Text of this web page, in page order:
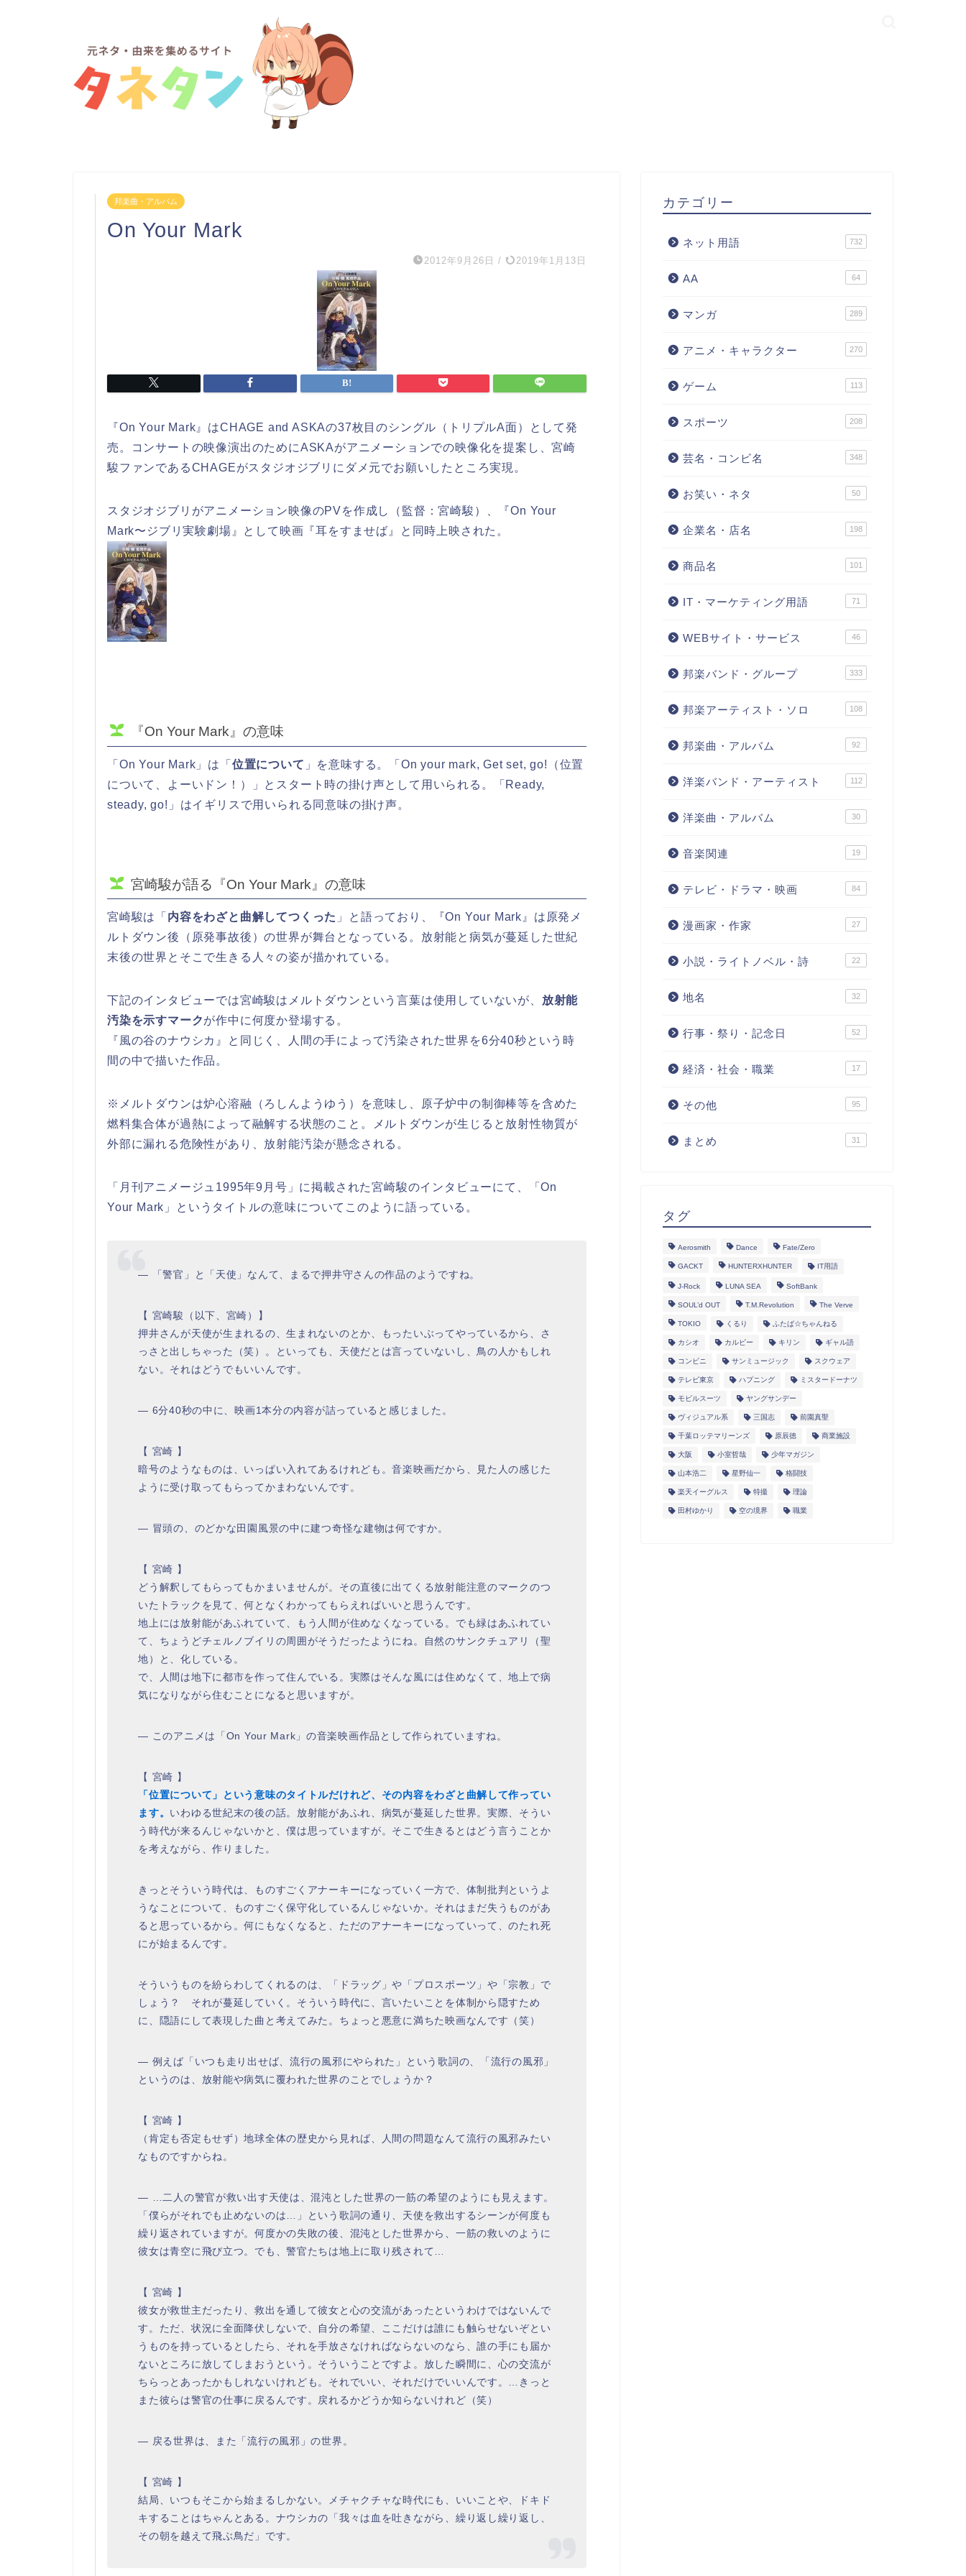
邦楽曲・アルバム
On Your Mark
2012年9月26日 / 2019年1月13日
『On Your Mark』はCHAGE and ASKAの37枚目のシングル（トリプルA面）として発
売。コンサートの映像演出のためにASKAがアニメーションでの映像化を提案し、宮崎
駿ファンであるCHAGEがスタジオジブリにダメ元でお願いしたところ実現。
スタジオジブリがアニメーション映像のPVを作成し（監督：宮崎駿）、『On Your
Mark〜ジブリ実験劇場』として映画『耳をすませば』と同時上映された。
『On Your Mark』の意味
「On Your Mark」は「 位置について 」を意味する。「On your mark, Get set, go!（位置
について、よーいドン！）」とスタート時の掛け声として用いられる。「Ready,
steady, go!」はイギリスで用いられる同意味の掛け声。
宮崎駿が語る『On Your Mark』の意味
宮崎駿は「 内容をわざと曲解してつくった 」と語っており、『On Your Mark』は原発メ
ルトダウン後（原発事故後）の世界が舞台となっている。放射能と病気が蔓延した世紀
末後の世界とそこで生きる人々の姿が描かれている。
下記のインタビューでは宮崎駿はメルトダウンという言葉は使用していないが、 放射能
汚染を示すマークが作中に何度か登場する。
『風の谷のナウシカ』と同じく、人間の手によって汚染された世界を6分40秒という時
間の中で描いた作品。
※メルトダウンは炉心溶融（ろしんようゆう）を意味し、原子炉中の制御棒等を含めた
燃料集合体が過熱によって融解する状態のこと。メルトダウンが生じると放射性物質が
外部に漏れる危険性があり、放射能汚染が懸念される。
「月刊アニメージュ1995年9月号」に掲載された宮崎駿のインタビューにて、「On
Your Mark」というタイトルの意味についてこのように語っている。
― 「警官」と「天使」なんて、まるで押井守さんの作品のようですね。
【 宮崎駿（以下、宮崎）】
押井さんが天使が生まれるの、生まれないのとか、もったいぶってやっているから、さ
っさと出しちゃった（笑）。といっても、天使だとは言っていないし、鳥の人かもしれ
ない。それはどうでもいいんです。
― 6分40秒の中に、映画1本分の内容が詰っていると感じました。
【 宮崎 】
暗号のようなものは、いっぱい入れてあるけれども。音楽映画だから、見た人の感じた
ように受け取ってもらってかまわないんです。
― 冒頭の、のどかな田園風景の中に建つ奇怪な建物は何ですか。
【 宮崎 】
どう解釈してもらってもかまいませんが。その直後に出てくる放射能注意のマークのつ
いたトラックを見て、何となくわかってもらえればいいと思うんです。
地上には放射能があふれていて、もう人間が住めなくなっている。でも緑はあふれてい
て、ちょうどチェルノブイリの周囲がそうだったようにね。自然のサンクチュアリ（聖
地）と、化している。
で、人間は地下に都市を作って住んでいる。実際はそんな風には住めなくて、地上で病
気になりながら住むことになると思いますが。
― このアニメは「On Your Mark」の音楽映画作品として作られていますね。
【 宮崎 】
「位置について」という意味のタイトルだけれど、その内容をわざと曲解して作ってい
ます。 いわゆる世紀末の後の話。放射能があふれ、病気が蔓延した世界。実際、そうい
う時代が来るんじゃないかと、僕は思っていますが。そこで生きるとはどう言うことか
を考えながら、作りました。
きっとそういう時代は、ものすごくアナーキーになっていく一方で、体制批判というよ
うなことについて、ものすごく保守化しているんじゃないか。それはまだ失うものがあ
ると思っているから。何にもなくなると、ただのアナーキーになっていって、のたれ死
にが始まるんです。
そういうものを紛らわしてくれるのは、「ドラッグ」や「プロスポーツ」や「宗教」で
しょう？ それが蔓延していく。そういう時代に、言いたいことを体制から隠すため
に、隠語にして表現した曲と考えてみた。ちょっと悪意に満ちた映画なんです（笑）
― 例えば「いつも走り出せば、流行の風邪にやられた」という歌詞の、「流行の風邪」
というのは、放射能や病気に覆われた世界のことでしょうか？
【 宮崎 】
（肯定も否定もせず）地球全体の歴史から見れば、人間の問題なんて流行の風邪みたい
なものですからね。
― …二人の警官が救い出す天使は、混沌とした世界の一筋の希望のようにも見えます。
「僕らがそれでも止めないのは…」という歌詞の通り、天使を救出するシーンが何度も
繰り返されていますが。何度かの失敗の後、混沌とした世界から、一筋の救いのように
彼女は青空に飛び立つ。でも、警官たちは地上に取り残されて…
【 宮崎 】
彼女が救世主だったり、救出を通して彼女と心の交流があったというわけではないんで
す。ただ、状況に全面降伏しないで、自分の希望、ここだけは誰にも触らせないぞとい
うものを持っているとしたら、それを手放さなければならないのなら、誰の手にも届か
ないところに放してしまおうという。そういうことですよ。放した瞬間に、心の交流が
ちらっとあったかもしれないけれども。それでいい、それだけでいいんです。…きっと
また彼らは警官の仕事に戻るんです。戻れるかどうか知らないけれど（笑）
― 戻る世界は、また「流行の風邪」の世界。
【 宮崎 】
結局、いつもそこから始まるしかない。メチャクチャな時代にも、いいことや、ドキド
キすることはちゃんとある。ナウシカの「我々は血を吐きながら、繰り返し繰り返し、
その朝を越えて飛ぶ鳥だ」です。
カテゴリー
ネット用語 732
AA 64
マンガ 289
アニメ・キャラクター 270
ゲーム 113
スポーツ 208
芸名・コンビ名 348
お笑い・ネタ 50
企業名・店名 198
商品名 101
IT・マーケティング用語 71
WEBサイト・サービス 46
邦楽バンド・グループ 333
邦楽アーティスト・ソロ 108
邦楽曲・アルバム 92
洋楽バンド・アーティスト 112
洋楽曲・アルバム 30
音楽関連 19
テレビ・ドラマ・映画 84
漫画家・作家 27
小説・ライトノベル・詩 22
地名 32
行事・祭り・記念日 52
経済・社会・職業 17
その他 95
まとめ 31
タグ
Aerosmith Dance Fate/Zero
GACKT HUNTERXHUNTER IT用語
J-Rock LUNA SEA SoftBank
SOUL’d OUT T.M.Revolution The Verve
TOKIO くるり ふたば☆ちゃんねる
カシオ カルビー キリン ギャル語
コンビニ サンミュージック スクウェア
テレビ東京 ハプニング ミスタードーナツ
モビルスーツ ヤングサンデー
ヴィジュアル系 三国志 前園真聖
千葉ロッテマリーンズ 原辰徳 商業施設
大阪 小室哲哉 少年マガジン
山本浩二 星野仙一 格闘技
楽天イーグルス 特撮 理論
田村ゆかり 空の境界 職業